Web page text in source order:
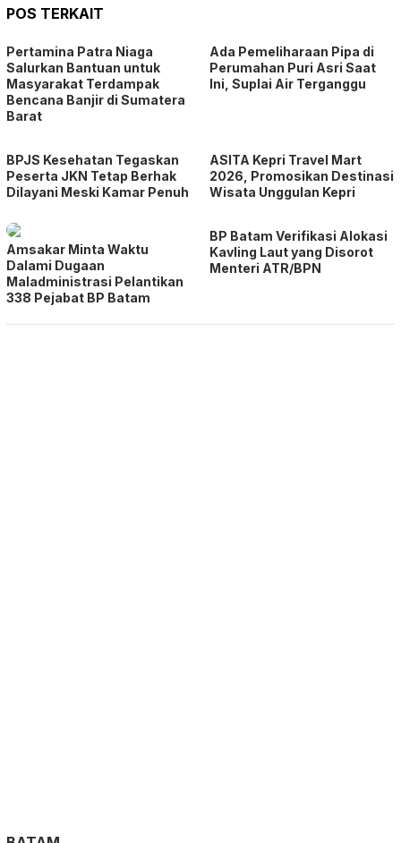
POS TERKAIT
Pertamina Patra Niaga
Salurkan Bantuan untuk
Masyarakat Terdampak
Bencana Banjir di Sumatera
Barat
Ada Pemeliharaan Pipa di
Perumahan Puri Asri Saat
Ini, Suplai Air Terganggu
BPJS Kesehatan Tegaskan
Peserta JKN Tetap Berhak
Dilayani Meski Kamar Penuh
ASITA Kepri Travel Mart
2026, Promosikan Destinasi
Wisata Unggulan Kepri
Amsakar Minta Waktu
Dalami Dugaan
Maladministrasi Pelantikan
338 Pejabat BP Batam
BP Batam Verifikasi Alokasi
Kavling Laut yang Disorot
Menteri ATR/BPN